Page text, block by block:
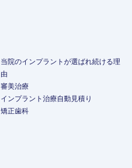
当院のインプラントが選ばれ続ける理
由
審美治療
インプラント治療自動見積り
矯正歯科